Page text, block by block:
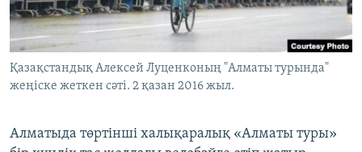
ЖАЗЫЛЫҢЫЗ
Басқа тілдерде
Қазақстандық Алексей Луценконың "Алматы турында"
жеңіске жеткен сәті. 2 қазан 2016 жыл.
Алматыда төртінші халықаралық «Алматы туры»